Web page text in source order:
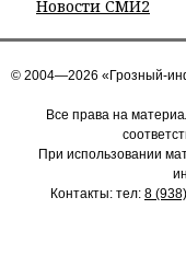
Новости СМИ2
© 2004—2026 «Грозный-
Все права на
При использовании
Контакты: тел: 8